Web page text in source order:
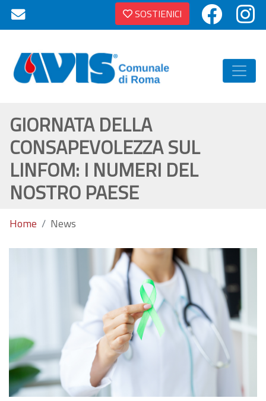
SOSTIENICI
GIORNATA DELLA
CONSAPEVOLEZZA SUL
LINFOM: I NUMERI DEL
NOSTRO PAESE
Home News